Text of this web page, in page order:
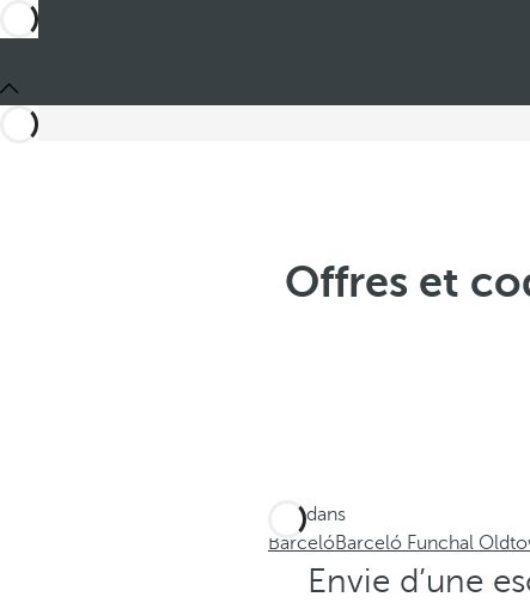
Offres et
Ces dans
BarcelóBarceló Funchal
Envie d’une